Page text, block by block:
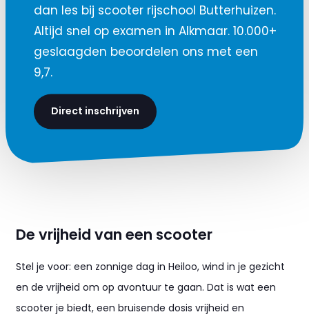
dan les bij scooter rijschool Butterhuizen.
Altijd snel op examen in Alkmaar. 10.000+
geslaagden beoordelen ons met een
9,7.
Direct inschrijven
De vrijheid van een scooter
Stel je voor: een zonnige dag in Heiloo, wind in je gezicht
en de vrijheid om op avontuur te gaan. Dat is wat een
scooter je biedt, een bruisende dosis vrijheid en